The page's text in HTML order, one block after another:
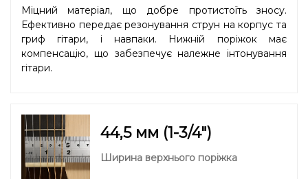
Міцний матеріал, що добре протистоїть зносу.
Ефективно передає резонування струн на корпус та
гриф гітари, і навпаки. Нижній поріжок має
компенсацію, що забезпечує належне інтонування
гітари.
44,5 мм (1-3/4″)
Ширина верхнього поріжка